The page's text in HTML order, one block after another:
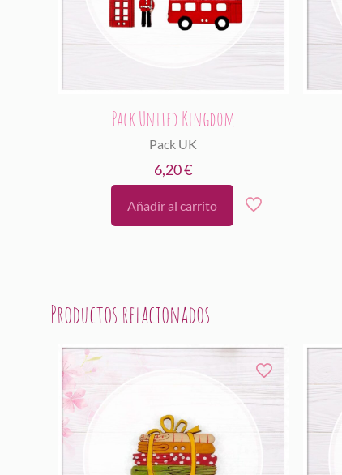
Pack United Kingdom
Pack UK
6,20€
Añadir al carrito
Productos relacionados